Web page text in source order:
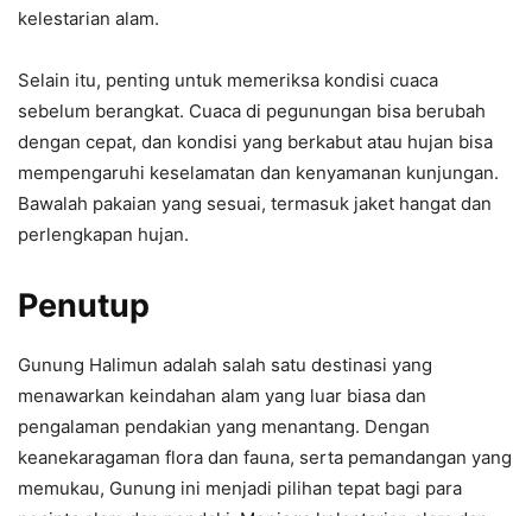
kelestarian alam.
Selain itu, penting untuk memeriksa kondisi cuaca
sebelum berangkat. Cuaca di pegunungan bisa berubah
dengan cepat, dan kondisi yang berkabut atau hujan bisa
mempengaruhi keselamatan dan kenyamanan kunjungan.
Bawalah pakaian yang sesuai, termasuk jaket hangat dan
perlengkapan hujan.
Penutup
Gunung Halimun adalah salah satu destinasi yang
menawarkan keindahan alam yang luar biasa dan
pengalaman pendakian yang menantang. Dengan
keanekaragaman flora dan fauna, serta pemandangan yang
memukau, Gunung ini menjadi pilihan tepat bagi para